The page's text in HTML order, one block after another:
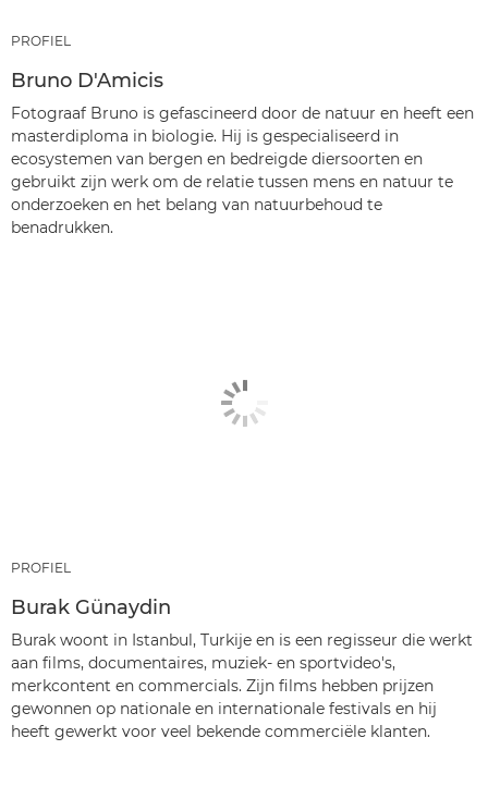
PROFIEL
Bruno D'Amicis
Fotograaf Bruno is gefascineerd door de natuur en heeft een
masterdiploma in biologie. Hij is gespecialiseerd in
ecosystemen van bergen en bedreigde diersoorten en
gebruikt zijn werk om de relatie tussen mens en natuur te
onderzoeken en het belang van natuurbehoud te
benadrukken.
PROFIEL
Burak Günaydin
Burak woont in Istanbul, Turkije en is een regisseur die werkt
aan films, documentaires, muziek- en sportvideo's,
merkcontent en commercials. Zijn films hebben prijzen
gewonnen op nationale en internationale festivals en hij
heeft gewerkt voor veel bekende commerciële klanten.